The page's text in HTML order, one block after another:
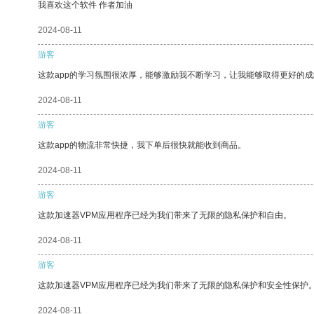
我喜欢这个软件 作者加油
2024-08-11
游客
这款app的学习氛围很浓厚，能够激励我不断学习，让我能够取得更好的
2024-08-11
游客
这款app的物流非常快捷，我下单后很快就能收到商品。
2024-08-11
游客
这款加速器VPM应用程序已经为我们带来了无限的隐私保护和自由。
2024-08-11
游客
这款加速器VPM应用程序已经为我们带来了无限的隐私保护和安全性保护
2024-08-11